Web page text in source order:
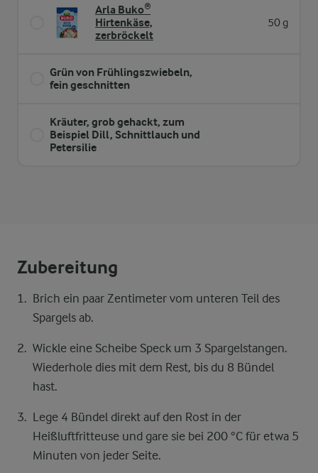
Arla Buko®
Hirtenkäse,
zerbröckelt
50 g
Grün von Frühlingszwiebeln,
fein geschnitten
Kräuter, grob gehackt, zum
Beispiel Dill, Schnittlauch und
Petersilie
Zubereitung
Brich ein paar Zentimeter vom unteren Teil des
Spargels ab.
Wickle eine Scheibe Speck um 3 Spargelstangen.
Wiederhole dies mit dem Rest, bis du 8 Bündel
hast.
Lege 4 Bündel direkt auf den Rost in der
Heißluftfritteuse und gare sie bei 200 °C für etwa 5
Minuten von jeder Seite.